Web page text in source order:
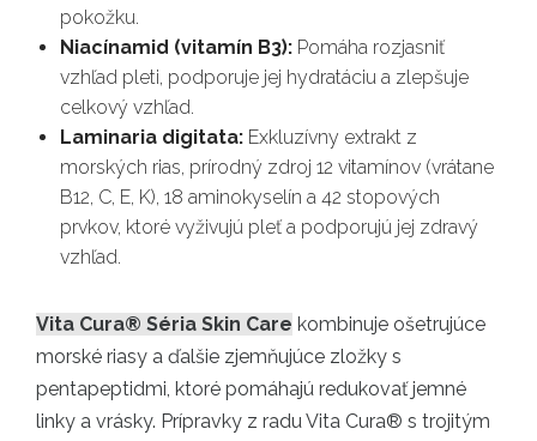
pokožku.
Niacínamid (vitamín B3): Pomáha rozjasniť
vzhľad pleti, podporuje jej hydratáciu a zlepšuje
celkový vzhľad.
Laminaria digitata: Exkluzívny extrakt z
morských rias, prírodný zdroj 12 vitamínov (vrátane
B12, C, E, K), 18 aminokyselín a 42 stopových
prvkov, ktoré vyživujú pleť a podporujú jej zdravý
vzhľad.
Vita Cura® Séria Skin Care kombinuje ošetrujúce
morské riasy a ďalšie zjemňujúce zložky s
pentapeptidmi, ktoré pomáhajú redukovať jemné
linky a vrásky. Prípravky z radu Vita Cura® s trojitým